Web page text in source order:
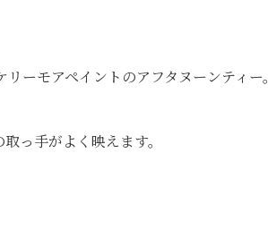
ーモアペイントのアフタヌーンティー。
っ手がよく映えます。